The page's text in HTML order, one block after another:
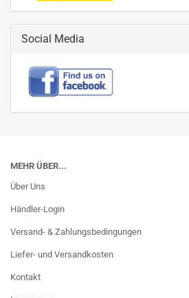
Social Media
MEHR ÜBER...
Über Uns
Händler-Login
Versand- & Zahlungsbedingungen
Liefer- und Versandkosten
Kontakt